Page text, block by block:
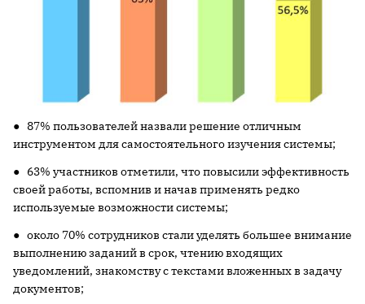
● 87% пользователей назвали решение отличным
инструментом для самостоятельного изучения системы;
● 63% участников отметили, что повысили эффективность
своей работы, вспомнив и начав применять редко
используемые возможности системы;
● около 70% сотрудников стали уделять большее внимание
выполнению заданий в срок, чтению входящих
уведомлений, знакомству с текстами вложенных в задачу
документов;